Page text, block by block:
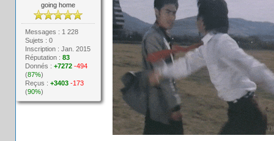
going home
Messages : 1 228
Sujets : 0
Inscription : Jan. 2015
Réputation :83
Donnés :+7272 -494
(87%)
Reçus :+3403 -173
(90%)